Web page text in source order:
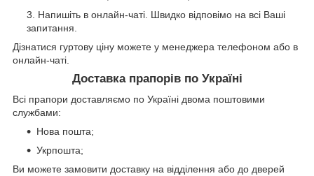
Напишіть в онлайн-чаті. Швидко відповімо на всі Ваші
запитання.
Дізнатися гуртову ціну можете у менеджера телефоном або в
онлайн-чаті.
Доставка прапорів по Україні
Всі прапори доставляємо по Україні двома поштовими
службами:
Нова пошта;
Укрпошта;
Ви можете замовити доставку на відділення або до дверей